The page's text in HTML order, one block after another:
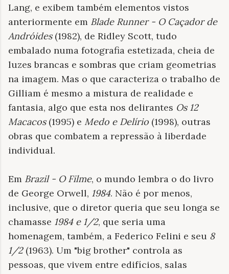
Lang, e exibem também elementos vistos
anteriormente em Blade Runner - O Caçador de
Andróides(1982), de Ridley Scott, tudo
embalado numa fotografia estetizada, cheia de
luzes brancas e sombras que criam geometrias
na imagem. Mas o que caracteriza o trabalho de
Gilliam é mesmo a mistura de realidade e
fantasia, algo que esta nos delirantes Os 12
Macacos(1995) e Medo e Delírio (1998), outras
obras que combatem a repressão à liberdade
individual.
Em Brazil - O Filme, o mundo lembra o do livro
de George Orwell, 1984. Não é por menos,
inclusive, que o diretor queria que seu longa se
chamasse 1984 e 1/2, que seria uma
homenagem, também, a Federico Felini e seu 8
1/2(1963). Um "big brother" controla as
pessoas, que vivem entre edifícios, salas